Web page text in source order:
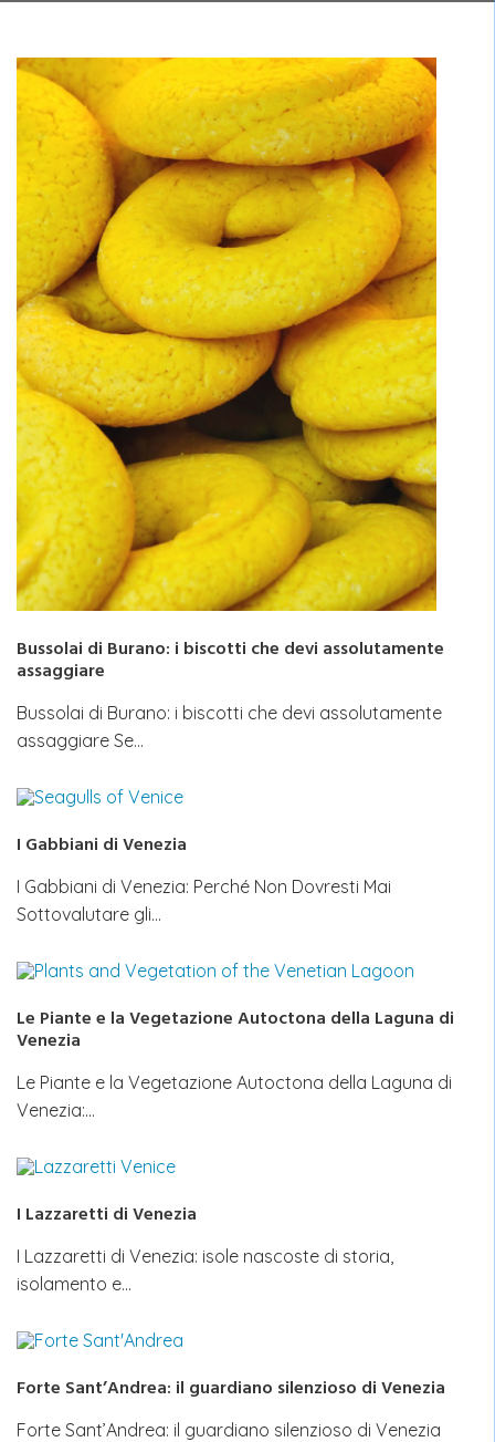
Bussolai di Burano: i biscotti che devi assolutamente
assaggiare
Bussolai di Burano: i biscotti che devi assolutamente
assaggiare Se…
I Gabbiani di Venezia
I Gabbiani di Venezia: Perché Non Dovresti Mai
Sottovalutare gli…
Le Piante e la Vegetazione Autoctona della Laguna di
Venezia
Le Piante e la Vegetazione Autoctona della Laguna di
Venezia:…
I Lazzaretti di Venezia
I Lazzaretti di Venezia: isole nascoste di storia,
isolamento e…
Forte Sant’Andrea: il guardiano silenzioso di Venezia
Forte Sant’Andrea: il guardiano silenzioso di Venezia